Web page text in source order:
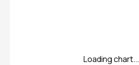
Loading chart...